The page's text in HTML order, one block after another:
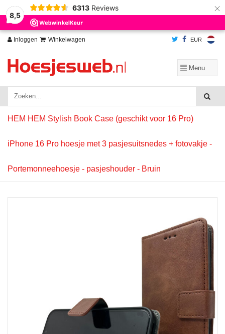
8,5
6313 Reviews ×
Inloggen Winkelwagen EUR
HEM HEM Stylish Book Case (geschikt voor 16 Pro)
iPhone 16 Pro hoesje met 3 pasjesuitsnedes + fotovakje -
Portemonneehoesje - pasjeshouder - Bruin
Wij slaan cookies op om onze website te verbeteren. Is dat akkoord?
Ja
Nee